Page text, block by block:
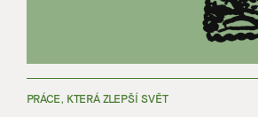
PRÁCE, KTERÁ ZLEPŠÍ SVĚT